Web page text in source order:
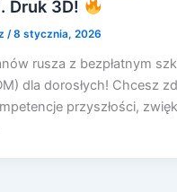
Druk 3D!
/8 stycznia, 2026
rusza z bezpłatnym
dla dorosłych! Chcesz
przyszłości,